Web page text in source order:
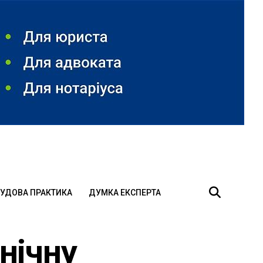
ПРАКТИКА ДУМКА ЕКСПЕРТА